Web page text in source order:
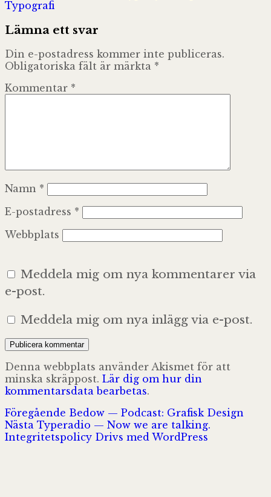
Typografi
Lämna ett svar
Din e-postadress kommer inte publiceras.
Obligatoriska fält är märkta *
Kommentar *
Namn *
E-postadress *
Webbplats
Meddela mig om nya kommentarer via
e-post.
Meddela mig om nya inlägg via e-post.
Denna webbplats använder Akismet för att
minska skräppost. Lär dig om hur din
kommentarsdata bearbetas.
Inläggsnavigering
Föregående Föregående
inlägg:
Bedow — Podcast: Grafisk Design
Nästa Nästa
inlägg:
Typeradio — Now we are talking.
Integritetspolicy Drivs med WordPress